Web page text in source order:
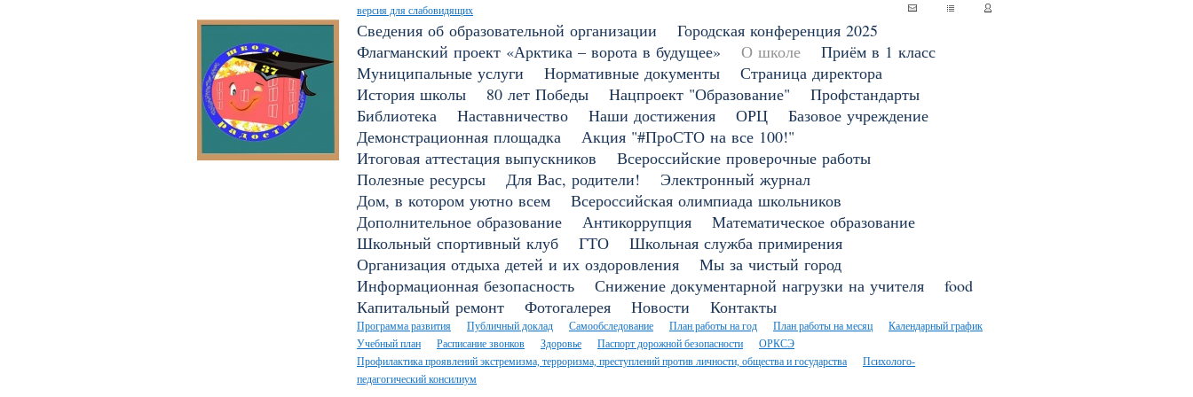
версия для слабовидящих
Сведения об образовательной организации
Городская конференция 2025
Флагманский проект «Арктика – ворота в будущее»
О школе
Приём в 1 класс
Муниципальные услуги
Нормативные документы
Страница директора
История школы
80 лет Победы Нацпроект "Образование"
Профстандарты
Библиотека
Наставничество Наши достижения ОРЦ
Базовое учреждение
Демонстрационная площадка
Акция "#ПроСТО на все 100!"
Итоговая аттестация выпускников
Всероссийские проверочные работы
Полезные ресурсы
Для Вас, родители!
Электронный журнал
Дом, в котором уютно всем
Всероссийская олимпиада школьников
Дополнительное образование
Антикоррупция
Математическое образование
Школьный спортивный клуб
ГТО
Школьная служба примирения
Организация отдыха детей и их оздоровления
Мы за чистый город
Информационная безопасность
Снижение документарной нагрузки на учителя
food
Капитальный ремонт
Фотогалерея Новости Контакты
Программа развития Публичный доклад Самообследование План работы на год План работы на месяц
Календарный график
Учебный план
Расписание звонков Здоровье Паспорт дорожной безопасности
ОРКСЭ
Профилактика проявлений экстремизма, терроризма, преступлений против личности, общества и государства
Психолого-
педагогический консилиум